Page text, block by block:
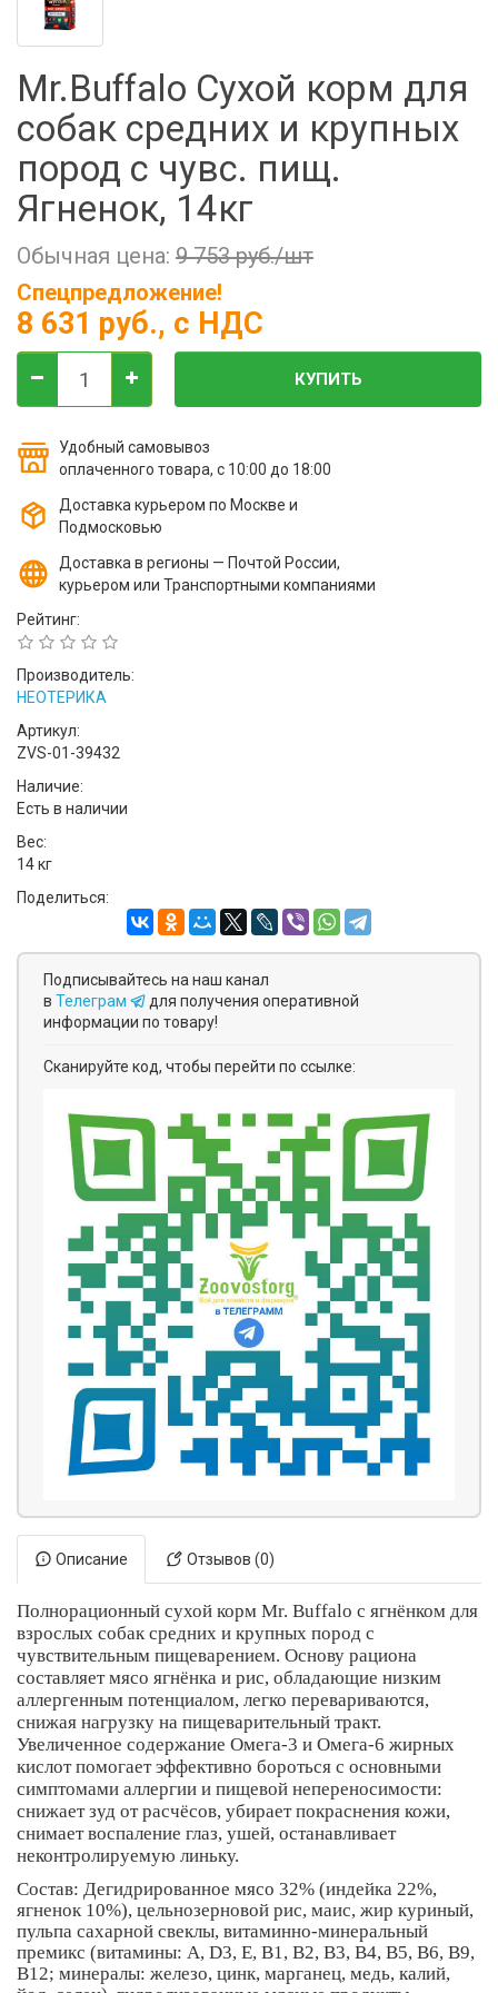
Фильтры молочные
Электронная маркировка коров
Держатели лизунцов
Mr.Buffalo Сухой корм для
собак средних и крупных
пород с чувс. пищ.
Ягненок, 14кг
Обычная цена: 9 753 руб./шт
Спецпредложение!
8 631 руб., с НДС
КУПИТЬ
Удобный самовывоз
оплаченного товара, с 10:00 до 18:00
Доставка курьером по Москве и
Подмосковью
Доставка в регионы — Почтой России,
курьером или Транспортными компаниями
Рейтинг:
Производитель:
НЕОТЕРИКА
Артикул:
ZVS-01-39432
Наличие:
Есть в наличии
Вес:
14 кг
Поделиться:
Подписывайтесь на наш канал
в Телеграм
для получения оперативной
информации по товару!
Сканируйте код, чтобы перейти по ссылке:
Описание Отзывов (0)
Полнорационный сухой корм Mr. Buffalo с ягнёнком для
взрослых собак средних и крупных пород с
чувствительным пищеварением. Основу рациона
составляет мясо ягнёнка и рис, обладающие низким
аллергенным потенциалом, легко перевариваются,
снижая нагрузку на пищеварительный тракт.
Увеличенное содержание Омега-3 и Омега-6 жирных
кислот помогает эффективно бороться с основными
симптомами аллергии и пищевой непереносимости:
снижает зуд от расчёсов, убирает покраснения кожи,
снимает воспаление глаз, ушей, останавливает
неконтролируемую линьку.
Состав: Дегидрированное мясо 32% (индейка 22%,
ягненок 10%), цельнозерновой рис, маис, жир куриный,
пульпа сахарной свеклы, витаминно-минеральный
премикс (витамины: А, D3, E, B1, В2, В3, B4, B5, B6, B9,
B12; минералы: железо, цинк, марганец, медь, калий,